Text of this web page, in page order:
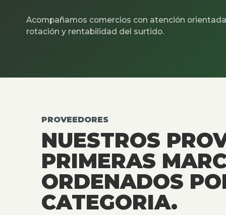
Acompañamos comercios con atención
rotación y rentabilidad del surtido.
PROVEEDORES
NUESTROS
PRIMERAS
ORDENADOS
CATEGORIA.